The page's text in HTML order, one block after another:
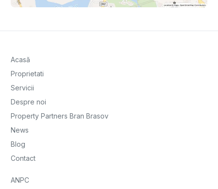
Acasă
Proprietati
Servicii
Despre noi
Property Partners Bran Brasov
News
Blog
Contact
ANPC